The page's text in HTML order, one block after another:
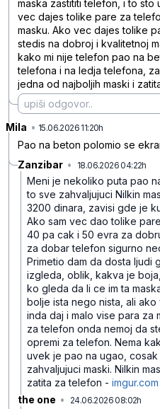
maska zastititi telefon, i to sto
vec dajes tolike pare za
masku. Ako vec dajes tolike
stedis na dobroj i kvalitetnoj
kako mi nije telefon pao na
telefona i na ledja telefona,
jedna od najboljih maski i
Mila • 15.06.2026 11:20h
Pao na beton polomio se
Zanzibar • 18.06.2026 04:22h
Meni je nekoliko puta pao
to sve zahvaljujuci Nilkin
3200 dinara, zavisi gde je
Ako sam vec dao tolike
40 pa cak i 50 evra za
za dobar telefon sigurno
Primetio dam da dosta ljudi
izgleda, oblik, kakva je
ko gleda da li ce im ta
bolje ista nego nista, ali
inda daj i malo vise para za
za telefon onda nemoj da
opremi za telefon. Nema
uvek je pao na ugao,
zahvaljujuci maski. Nilkin
zatita za telefon - imgur.com
the one • 24.06.2026 08:02h